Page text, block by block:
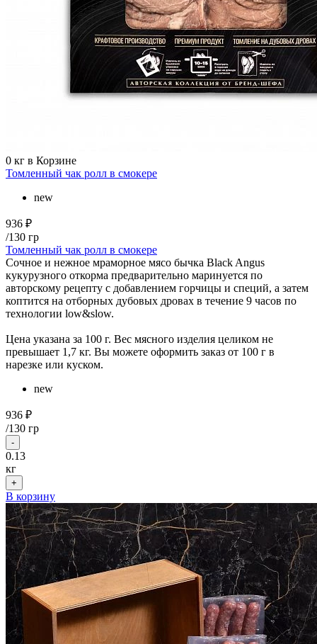
0 кг в Корзине
Томленный чак ролл в смокере
new
936 ₽
/130 гр
Томленный чак ролл в смокере
Сочное и нежное мраморное мясо бычка Black Angus
кукурузного откорма предварительно маринуется по
авторскому рецепту с добавлением горчицы и специй, а затем
коптится на отборных дубовых дровах в течение 9 часов по
технологии low&slow.
Цена указана за 100 г. Вес мясного изделия целиком не
превышает 1,7 кг. Вы можете оформить заказ от 100 г в
нарезке или куском.
new
936 ₽
/130 гр
-
0.13
кг
+
В корзину